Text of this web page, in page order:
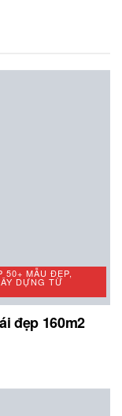
50+ MẪU ĐẸP,
DỰNG TỪ
đẹp 160m2